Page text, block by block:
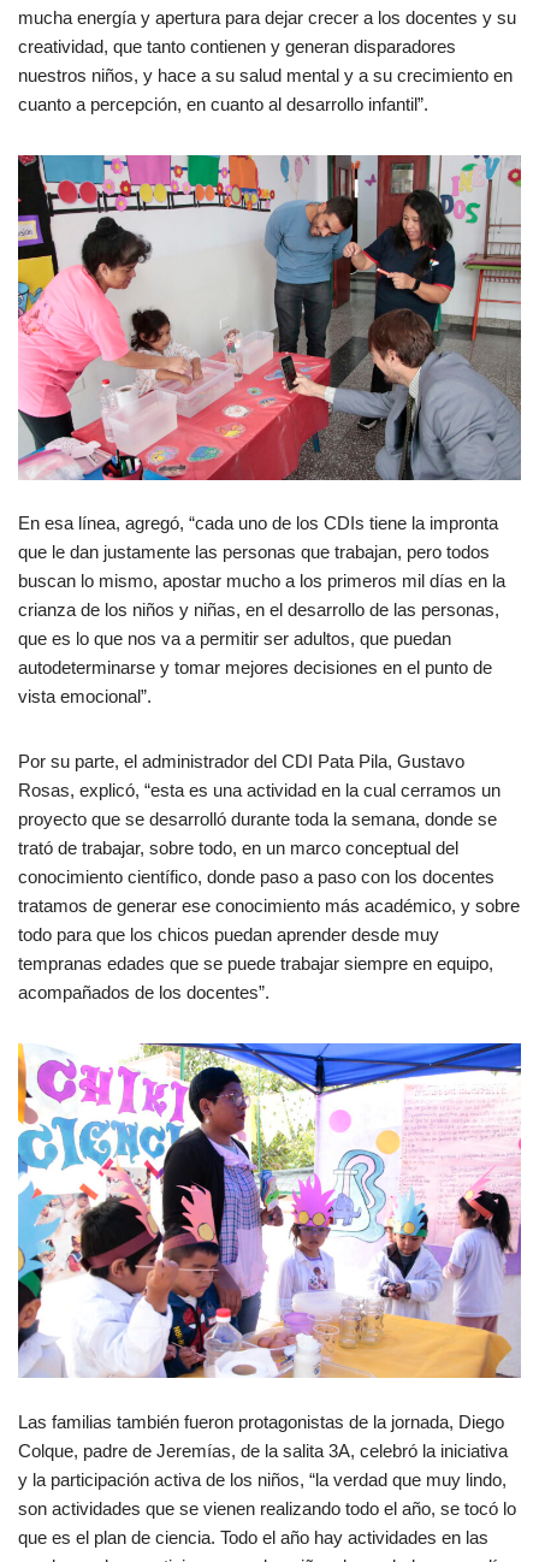
mucha energía y apertura para dejar crecer a los docentes y su
creatividad, que tanto contienen y generan disparadores
nuestros niños, y hace a su salud mental y a su crecimiento en
cuanto a percepción, en cuanto al desarrollo infantil”.
En esa línea, agregó, “cada uno de los CDIs tiene la impronta
que le dan justamente las personas que trabajan, pero todos
buscan lo mismo, apostar mucho a los primeros mil días en la
crianza de los niños y niñas, en el desarrollo de las personas,
que es lo que nos va a permitir ser adultos, que puedan
autodeterminarse y tomar mejores decisiones en el punto de
vista emocional”.
Por su parte, el administrador del CDI Pata Pila, Gustavo
Rosas, explicó, “esta es una actividad en la cual cerramos un
proyecto que se desarrolló durante toda la semana, donde se
trató de trabajar, sobre todo, en un marco conceptual del
conocimiento científico, donde paso a paso con los docentes
tratamos de generar ese conocimiento más académico, y sobre
todo para que los chicos puedan aprender desde muy
tempranas edades que se puede trabajar siempre en equipo,
acompañados de los docentes”.
Las familias también fueron protagonistas de la jornada, Diego
Colque, padre de Jeremías, de la salita 3A, celebró la iniciativa
y la participación activa de los niños, “la verdad que muy lindo,
son actividades que se vienen realizando todo el año, se tocó lo
que es el plan de ciencia. Todo el año hay actividades en las